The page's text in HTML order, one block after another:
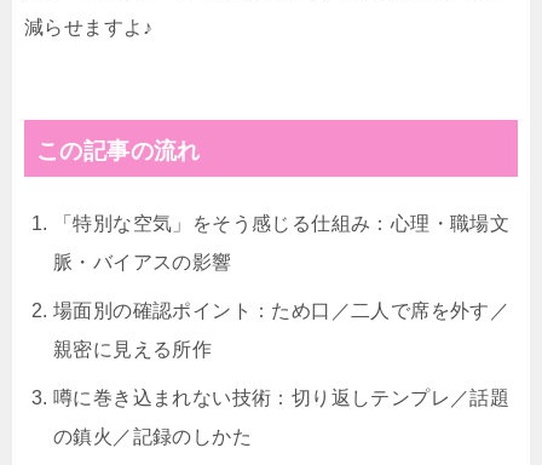
減らせますよ♪
この記事の流れ
「特別な空気」をそう感じる仕組み：心理・職場文
脈・バイアスの影響
場面別の確認ポイント：ため口／二人で席を外す／
親密に見える所作
噂に巻き込まれない技術：切り返しテンプレ／話題
の鎮火／記録のしかた